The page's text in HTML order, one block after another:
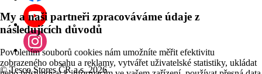
My a naši partneři zpracováváme údaje z
následujících důvodů
Povolením souborů cookies nám umožníte měřit efektivitu
zobrazeného obsahu a reklamy, vytvářet uživatelské statistiky, ukládat
©Tesco Stores ČR a.s. 2026